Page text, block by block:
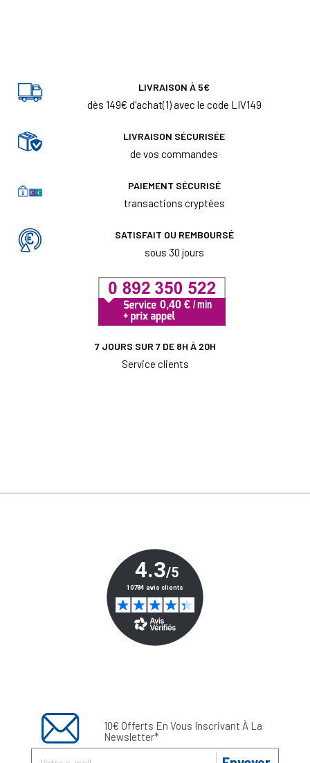
LIVRAISON À 5€
dès 149€ d'achat(1) avec le code LIV149
LIVRAISON SÉCURISÉE
de vos commandes
PAIEMENT SÉCURISÉ
transactions cryptées
SATISFAIT OU REMBOURSÉ
sous 30 jours
7 JOURS SUR 7 DE 8H À 20H
Service clients
10€ Offerts En Vous Inscrivant À La
Newsletter*